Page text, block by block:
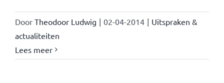
Door Theodoor Ludwig | 02-04-2014 | Uitspraken &
actualiteiten
Lees meer